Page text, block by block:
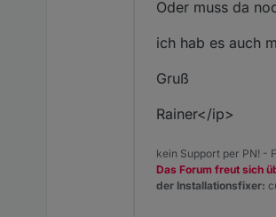
Oder muss da
ich hab es auch
Gruß
Rainer</ip>
kein Support per PN! -
Das Forum freut sich
der Installationsfixer: